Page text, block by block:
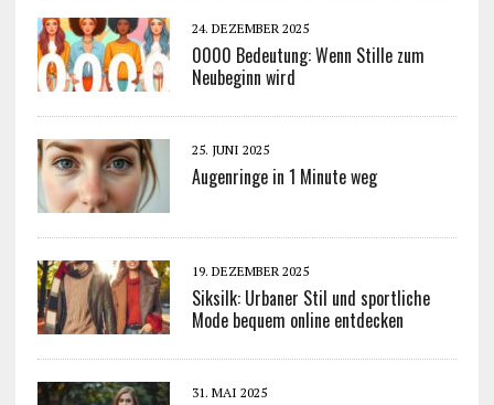
24. DEZEMBER 2025
0000 Bedeutung: Wenn Stille zum
Neubeginn wird
25. JUNI 2025
Augenringe in 1 Minute weg
19. DEZEMBER 2025
Siksilk: Urbaner Stil und sportliche
Mode bequem online entdecken
31. MAI 2025